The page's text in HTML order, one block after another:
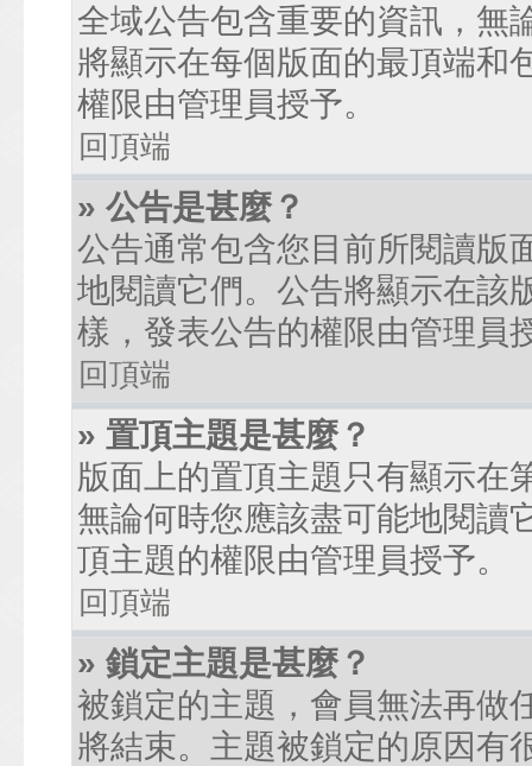
全域公告包含重要的資訊，無
將顯示在每個版面的最頂端和
權限由管理員授予。
回頂端
» 公告是甚麼？
公告通常包含您目前所閱讀版
地閱讀它們。公告將顯示在該
樣，發表公告的權限由管理員
回頂端
» 置頂主題是甚麼？
版面上的置頂主題只有顯示在
無論何時您應該盡可能地閱讀
頂主題的權限由管理員授予。
回頂端
» 鎖定主題是甚麼？
被鎖定的主題，會員無法再做
將結束。主題被鎖定的原因有